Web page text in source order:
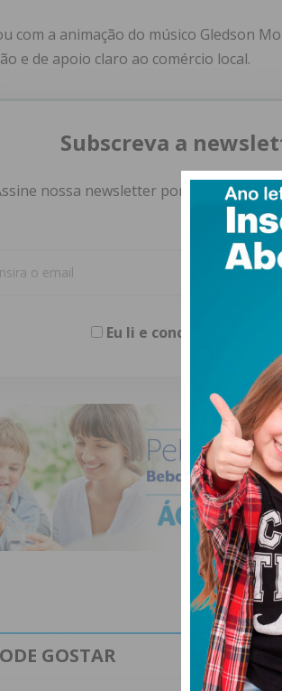
com a animação do músico Gledson
e de apoio claro ao comércio local.
Subscreva a
nossa newsletter por e-mail e
Eu li e concordo com os
GOSTAR